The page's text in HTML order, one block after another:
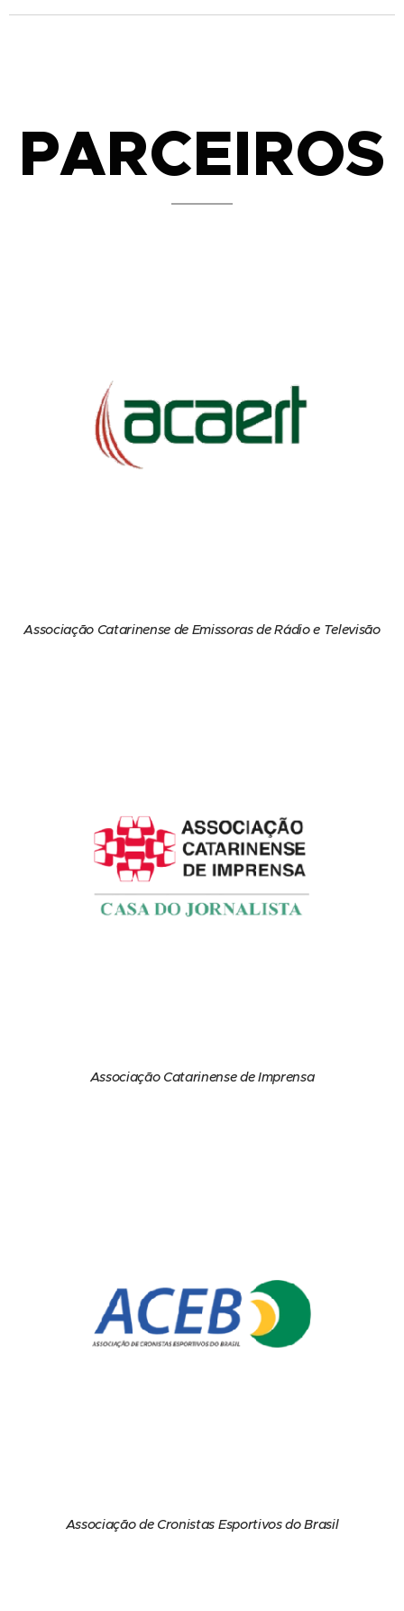
PARCEIROS
Associação Catarinense de Emissoras de Rádio e Televisão
Associação Catarinense de Imprensa
Associação de Cronistas Esportivos do Brasil